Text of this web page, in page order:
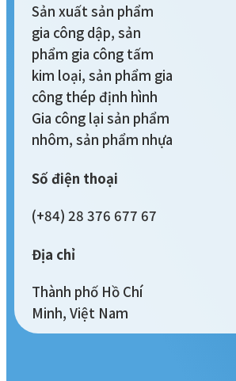
Sản xuất sản phẩm
gia công dập, sản
phẩm gia công tấm
kim loại, sản phẩm gia
công thép định hình
Gia công lại sản phẩm
nhôm, sản phẩm nhựa
Số điện thoại
(+84) 28 376 677 67
Địa chỉ
Thành phố Hồ Chí
Minh, Việt Nam